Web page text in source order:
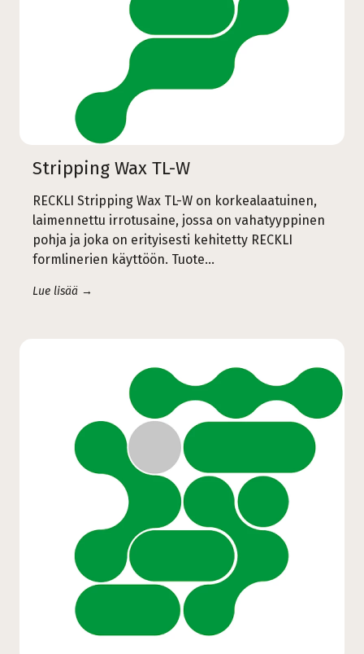
Stripping Wax TL-W
RECKLI Stripping Wax TL-W on korkealaatuinen,
laimennettu irrotusaine, jossa on vahatyyppinen
pohja ja joka on erityisesti kehitetty RECKLI
formlinerien käyttöön. Tuote…
Lue lisää →